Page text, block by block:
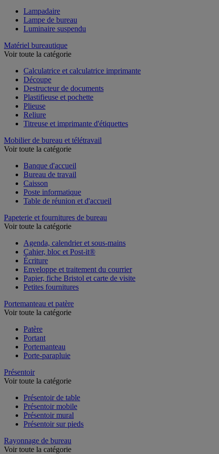
Lampadaire
Lampe de bureau
Luminaire suspendu
Matériel bureautique
Voir toute la catégorie
Calculatrice et calculatrice imprimante
Découpe
Destructeur de documents
Plastifieuse et pochette
Plieuse
Reliure
Titreuse et imprimante d'étiquettes
Mobilier de bureau et télétravail
Voir toute la catégorie
Banque d'accueil
Bureau de travail
Caisson
Poste informatique
Table de réunion et d'accueil
Papeterie et fournitures de bureau
Voir toute la catégorie
Agenda, calendrier et sous-mains
Cahier, bloc et Post-it®
Écriture
Enveloppe et traitement du courrier
Papier, fiche Bristol et carte de visite
Petites fournitures
Portemanteau et patère
Voir toute la catégorie
Patère
Portant
Portemanteau
Porte-parapluie
Présentoir
Voir toute la catégorie
Présentoir de table
Présentoir mobile
Présentoir mural
Présentoir sur pieds
Rayonnage de bureau
Voir toute la catégorie